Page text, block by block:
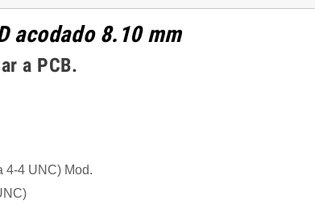
acodado 8.10 mm
a PCB.
4-4 UNC) Mod.